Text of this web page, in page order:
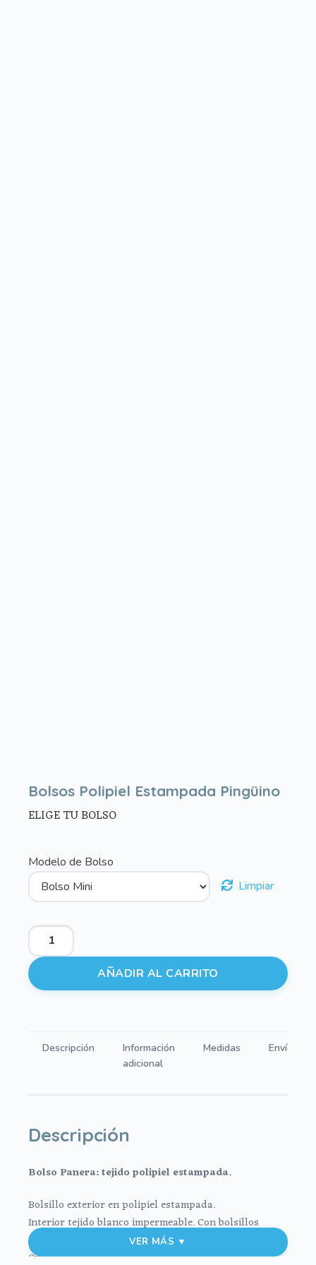
Bolsos Polipiel Estampada Pingüino
ELIGE TU BOLSO
Modelo de Bolso
Limpiar
Bolsos
Polipiel
Estampada
Pingüino
AÑADIR AL CARRITO
Descripción
Información
adicional
Medidas Envíos
Descripción
Bolso Panera: tejido polipiel estampada.
Bolsillo exterior en polipiel estampada.
Interior tejido blanco impermeable. Con bolsillos
interiores
Culete rígido.
VER MÁS ▼